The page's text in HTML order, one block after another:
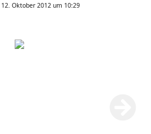
Oktober 2012 um 10:29